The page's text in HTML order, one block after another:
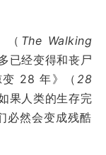
（ The Walking
已经变得和丧尸
28 年》（ 28
果人类的生存完
必然会变成残酷